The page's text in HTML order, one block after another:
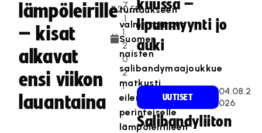
lämpöleirille
– kisat
alkavat
ensi viikon
lauantaina
7
.1
1.
2
0
2
1
turnaukseen
valmistautuva
Suomen
naisten
salibandymaajoukkue
matkusti
eilen
perinteiselle
lämpöleirilleen
kuussa –
lipunmyynti jo
auki
UUTISET
04.08.2
026
Salibandyliiton